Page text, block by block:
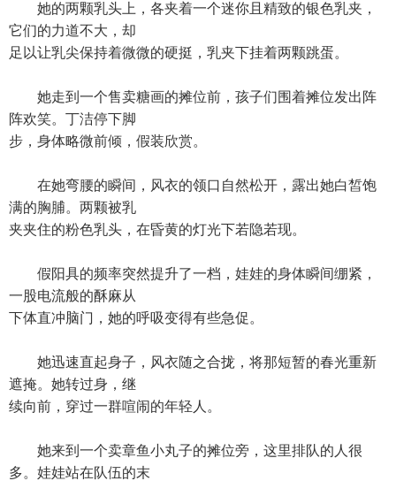
她的两颗乳头上，各夹着一个迷你且精致的银色乳夹，
它们的力道不大，却
足以让乳尖保持着微微的硬挺，乳夹下挂着两颗跳蛋。
她走到一个售卖糖画的摊位前，孩子们围着摊位发出阵
阵欢笑。丁洁停下脚
步，身体略微前倾，假装欣赏。
在她弯腰的瞬间，风衣的领口自然松开，露出她白皙饱
满的胸脯。两颗被乳
夹夹住的粉色乳头，在昏黄的灯光下若隐若现。
假阳具的频率突然提升了一档，娃娃的身体瞬间绷紧，
一股电流般的酥麻从
下体直冲脑门，她的呼吸变得有些急促。
她迅速直起身子，风衣随之合拢，将那短暂的春光重新
遮掩。她转过身，继
续向前，穿过一群喧闹的年轻人。
她来到一个卖章鱼小丸子的摊位旁，这里排队的人很
多。娃娃站在队伍的末